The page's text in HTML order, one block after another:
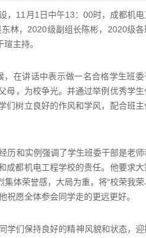
，11月1日中午13：00时，成都机电
林，2020级副组长陈彬，2020级各
主持。
在讲话中表示做一名合格学生班委
母，为校争光。并通过举例优秀学生
们树立良好的作风和学风，配合班主
历和实例强调了学生班委干部是老师
成都机电工程学校的责任。他要求大
体荣誉感，大局为重，将“校荣我荣
愿全体参会同学走的更远更好。
学们保持良好的精神风貌和状态，迎